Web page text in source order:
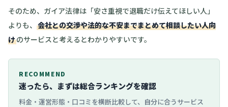
そのため、ガイア法律は「安さ重視で退職だけ伝えてほしい人」
よりも、 会社との交渉や法的な不安までまとめて相談したい人向
けのサービスと考えるとわかりやすいです。
RECOMMEND
迷ったら、まずは総合ランキングを確認
料金・運営形態・口コミを横断比較して、自分に合うサービス